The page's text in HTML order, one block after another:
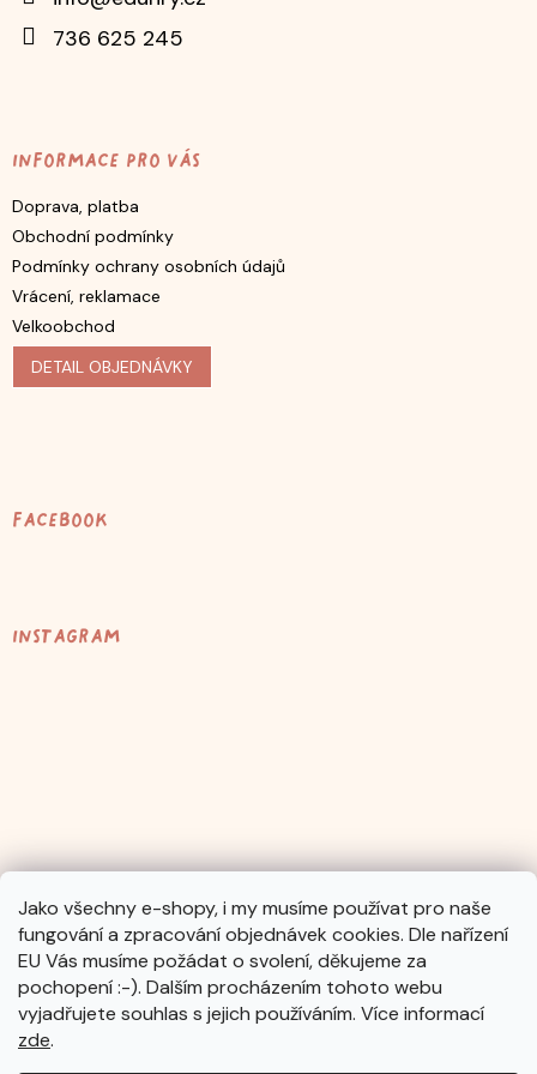
Jako všechny e-shopy, i my musíme používat pro naše
fungování a zpracování objednávek cookies. Dle nařízení
EU Vás musíme požádat o svolení, děkujeme za
pochopení :-). Dalším procházením tohoto webu
vyjadřujete souhlas s jejich používáním. Více informací
zde.
736 625 245
Informace pro vás
Doprava, platba
Obchodní podmínky
Podmínky ochrany osobních údajů
Vrácení, reklamace
Velkoobchod
DETAIL OBJEDNÁVKY
Facebook
Instagram
Sledovat na Instagramu